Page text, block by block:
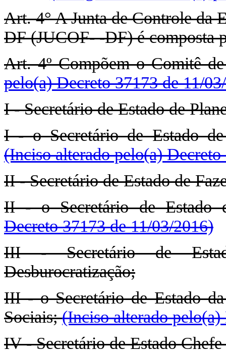
Art. 4° A Junta de Controle da
DF (JUCOF- -DF) é composta
Art. 4º Compõem o Comitê
pelo(a) Decreto 37173 de 11/
I - Secretário de Estado de
I - o Secretário de Estado de
(Inciso alterado pelo(a)
II - Secretário de Estado de
II - o Secretário de Estado
Decreto 37173 de 11/03/2016)
III - Secretário de
Desburocratização;
III - o Secretário de Estado
Sociais;(Inciso alterado
IV - Secretário de Estado